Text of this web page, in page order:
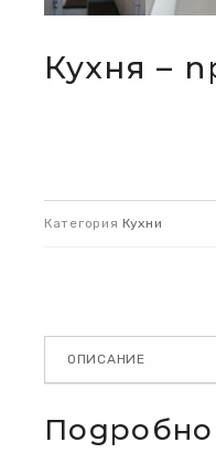
Кухня –
Категория Кухни
ОПИСАНИЕ